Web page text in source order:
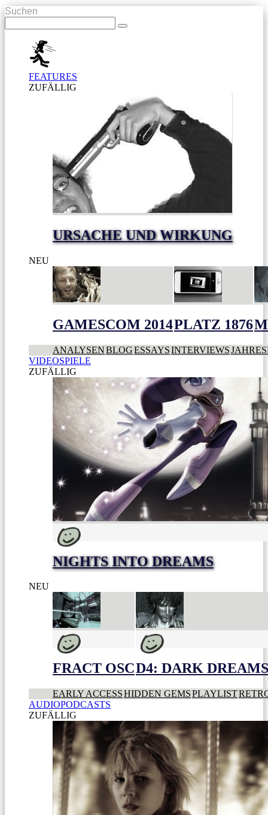
Suchen
FEATURES
ZUFÄLLIG
URSACHE UND WIRKUNG
NEU
GAMESCOM 2014PLATZ 1876
ANALYSENBLOGESSAYSINTERVIEWS
VIDEOSPIELE
ZUFÄLLIG
NIGHTS INTO DREAMS
NEU
FRACT OSCD4: DARK
EARLY ACCESSHIDDEN GEMSPLAYLIST
AUDIOPODCASTS
ZUFÄLLIG